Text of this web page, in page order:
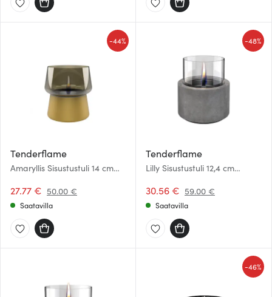
Tenderflame
Amaryllis Sisustustuli 14 cm
27.77 € 50.00 €
-44%
Saatavilla
Tenderflame
Lilly Sisustustuli 12,4 cm
30.56 € 59.00 €
-48%
Saatavilla
-46%